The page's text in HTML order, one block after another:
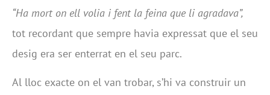
“Ha mort on ell volia i fent la feina que li agradava”,
tot recordant que sempre havia expressat que el seu
desig era ser enterrat en el seu parc.
Al lloc exacte on el van trobar, s’hi va construir un